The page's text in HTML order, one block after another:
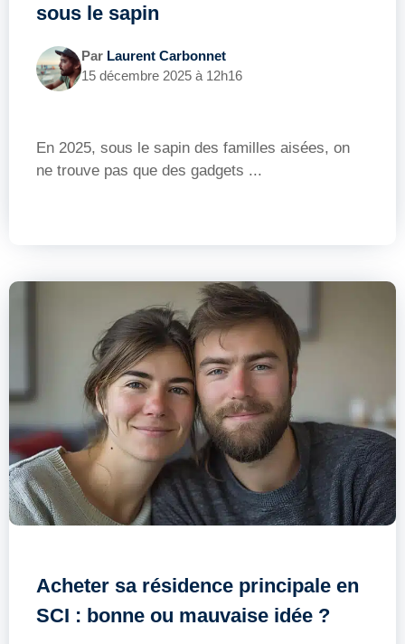
sous le sapin
Par Laurent Carbonnet
15 décembre 2025 à 12h16
En 2025, sous le sapin des familles aisées, on
ne trouve pas que des gadgets ...
Acheter sa résidence principale en
SCI : bonne ou mauvaise idée ?